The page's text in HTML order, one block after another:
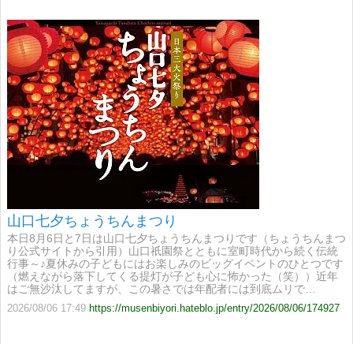
山口七夕ちょうちんまつり
本日8月6日と7日は山口七夕ちょうちんまつりです（ちょうちんまつ
り公式サイトから引用）山口祇園祭とともに室町時代から続く伝統
行事～♪夏休みの子どもにはお楽しみのビッグイベントのひとつです
（燃えながら落下してくる提灯が子ども心に怖かった（笑））近年
はご無沙汰してますが、この暑さでは年配者には到底ムリで…
2026/08/06 17:49 https://musenbiyori.hateblo.jp/entry/2026/08/06/174927